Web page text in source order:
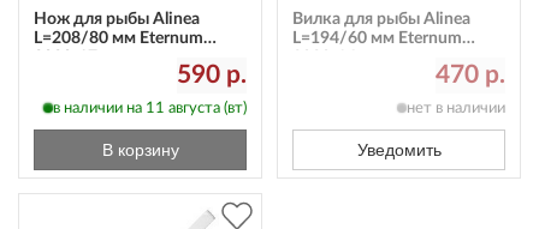
Нож для рыбы Alinea
L=208/80 мм Eternum
590 р.
в наличии на 11 августа (вт)
В корзину
Вилка для рыбы Alinea
L=194/60 мм Eternum
470 р.
нет в наличии
Уведомить